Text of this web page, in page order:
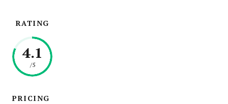
RATING
4.1
/5
PRICING